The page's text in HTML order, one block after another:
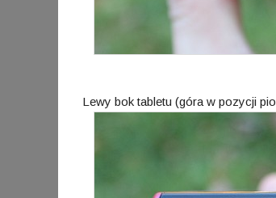
Lewy bok tabletu (góra w pozycji